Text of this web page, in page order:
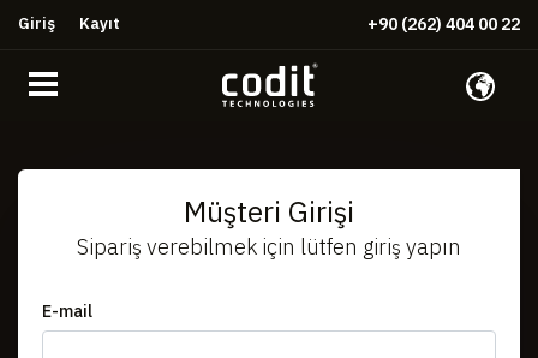
Giriş Kayıt +90 (262) 404 00 22
Müşteri Girişi
Sipariş verebilmek için lütfen giriş yapın
E-mail